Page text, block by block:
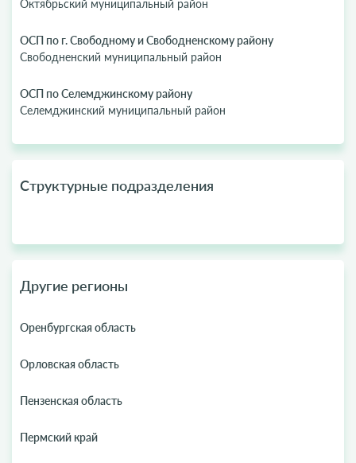
Октябрьский муниципальный район
ОСП по г. Свободному и Свободненскому району
Свободненский муниципальный район
ОСП по Селемджинскому району
Селемджинский муниципальный район
Структурные подразделения
Другие регионы
Оренбургская область
Орловская область
Пензенская область
Пермский край